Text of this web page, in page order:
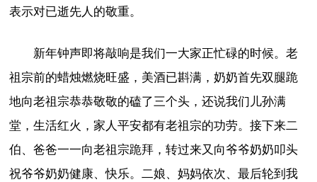
表示对已逝先人的敬重。
新年钟声即将敲响是我们一大家正忙碌的时候。老
祖宗前的蜡烛燃烧旺盛，美酒已斟满，奶奶首先双腿跪
地向老祖宗恭恭敬敬的磕了三个头，还说我们儿孙满
堂，生活红火，家人平安都有老祖宗的功劳。接下来二
伯、爸爸一一向老祖宗跪拜，转过来又向爷爷奶奶叩头
祝爷爷奶奶健康、快乐。二娘、妈妈依次、最后轮到我